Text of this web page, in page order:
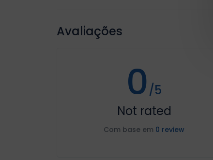
Avaliações
0/5
Not rated
Com base em 0 review